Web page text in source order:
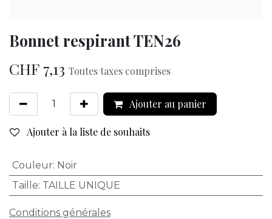
Bonnet respirant TEN26
CHF 7,13 Toutes taxes comprises
Ajouter au panier
Ajouter à la liste de souhaits
Couleur: Noir
Taille: TAILLE UNIQUE
Conditions générales